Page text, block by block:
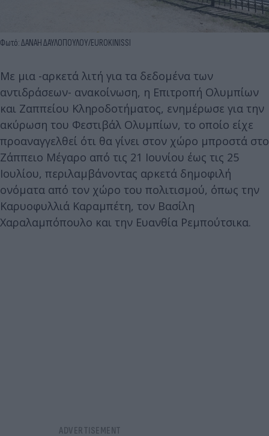
Φωτό: ΔΑΝΑΗ ΔΑΥΛΟΠΟΥΛΟΥ/EUROKINISSI
Με μια -αρκετά λιτή για τα δεδομένα των
αντιδράσεων- ανακοίνωση, η Επιτροπή Ολυμπίων
και Ζαππείου Κληροδοτήματος, ενημέρωσε για την
ακύρωση του Φεστιβάλ Ολυμπίων, το οποίο είχε
προαναγγελθεί ότι θα γίνει στον χώρο μπροστά στο
Ζάππειο Μέγαρο από τις 21 Ιουνίου έως τις 25
Ιουλίου, περιλαμβάνοντας αρκετά δημοφιλή
ονόματα από τον χώρο του πολιτισμού, όπως την
Καρυοφυλλιά Καραμπέτη, τον Βασίλη
Χαραλαμπόπουλο και την Ευανθία Ρεμπούτσικα.